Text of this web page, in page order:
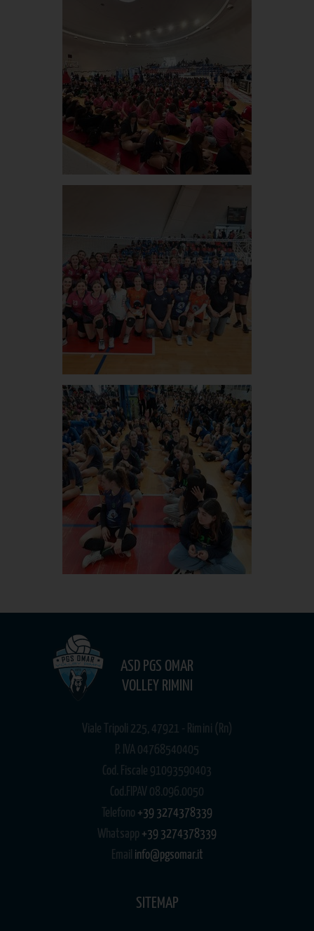
ASD PGS OMAR
VOLLEY RIMINI
Viale Tripoli 225, 47921 - Rimini (Rn)
P. IVA 04768540405
Cod. Fiscale 91093590403
Cod.FIPAV 08.096.0050
Telefono +39 3274378339
Whatsapp +39 3274378339
Email info@pgsomar.it
SITEMAP